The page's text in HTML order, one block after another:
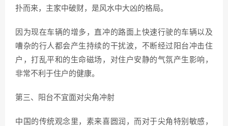
扑而来，主家中破财，是风水中大凶的格局。
因为现在车辆的增多，直冲的路面上快速行驶的车辆以及
嘈杂的行人都会产生持续的干扰波，不断经过阳台冲击住
户，打乱平和的生命磁场，对住户安静的气氛产生影响，
非常不利于住户的健康。
第三、阳台不宜面对尖角冲射
中国的传统观念里，素来喜圆润，而对于尖角特别敏感，